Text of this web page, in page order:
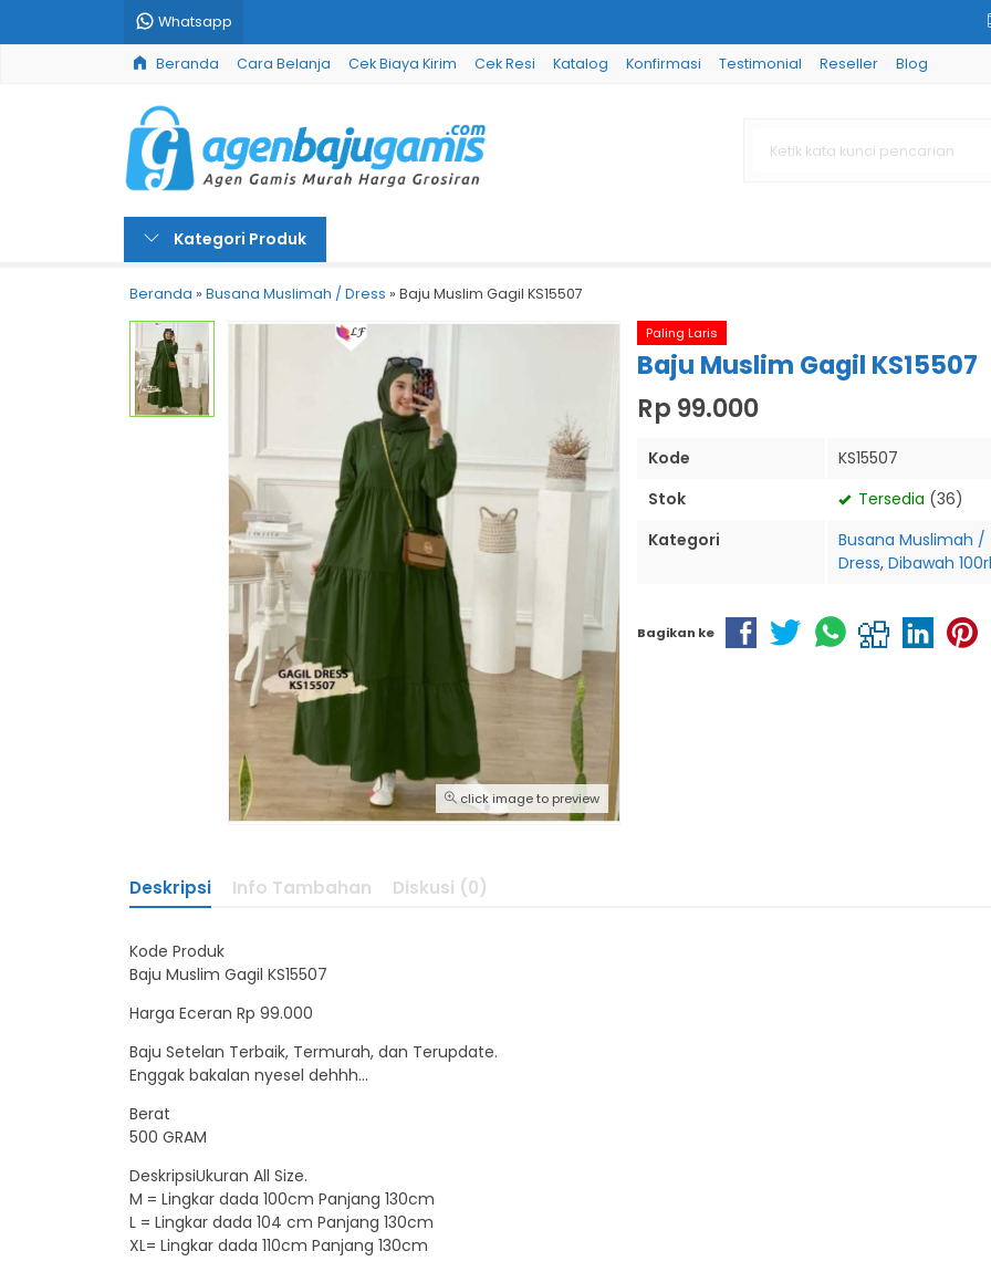
Whatsapp
Beranda Cara Belanja Cek Biaya Kirim Cek Resi Katalog Konfirmasi Testimonial Reseller Blog
Kategori Produk
Beranda » Busana Muslimah / Dress » Baju Muslim Gagil KS15507
click image to preview
Paling Laris
Baju Muslim Gagil KS15507
Rp 99.000
Kode
KS15507
Stok
Tersedia (36)
Kategori
Busana Muslimah /
Dress, Dibawah
Bagikan ke
Deskripsi Info Tambahan Diskusi (0)
Kode Produk
Baju Muslim Gagil KS15507
Harga Eceran Rp 99.000
Baju Setelan Terbaik, Termurah, dan Terupdate.
Enggak bakalan nyesel dehhh…
Berat
500 GRAM
DeskripsiUkuran All Size.
M = Lingkar dada 100cm Panjang 130cm
L = Lingkar dada 104 cm Panjang 130cm
XL= Lingkar dada 110cm Panjang 130cm